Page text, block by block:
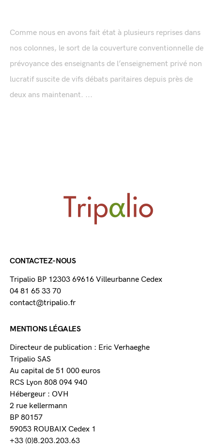
Comme nous en avons fait état à plusieurs reprises dans
nos colonnes, le sort de la couverture conventionnelle de
prévoyance des enseignants de l’enseignement privé non
lucratif suscite de vifs débats paritaires depuis près de
deux ans maintenant. ...
CONTACTEZ-NOUS
Tripalio BP 12303 69616 Villeurbanne Cedex
04 81 65 33 70
contact@tripalio.fr
MENTIONS LÉGALES
Directeur de publication : Eric Verhaeghe
Tripalio SAS
Au capital de 51 000 euros
RCS Lyon 808 094 940
Hébergeur : OVH
2 rue kellermann
BP 80157
59053 ROUBAIX Cedex 1
+33 (0)8.203.203.63